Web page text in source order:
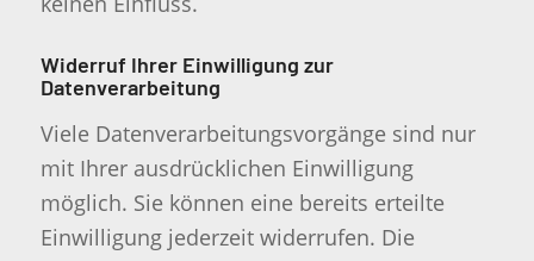
Widerruf Ihrer Einwilligung zur
Datenverarbeitung
Viele Datenverarbeitungsvorgänge sind nur
mit Ihrer ausdrücklichen Einwilligung
möglich. Sie können eine bereits erteilte
Einwilligung jederzeit widerrufen. Die